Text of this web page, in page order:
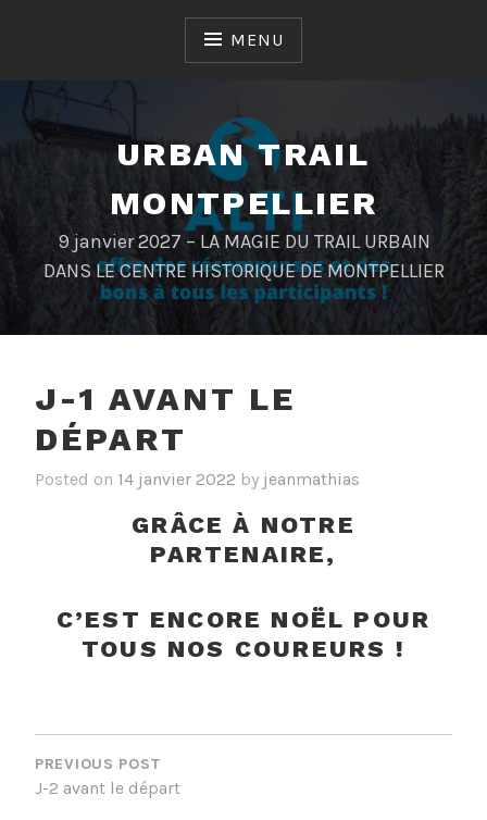
MENU
URBAN TRAIL
MONTPELLIER
9 janvier 2027 – LA MAGIE DU TRAIL URBAIN
DANS LE CENTRE HISTORIQUE DE MONTPELLIER
J-1 AVANT LE
DÉPART
Posted on 14 janvier 2022 by jeanmathias
GRÂCE À NOTRE
PARTENAIRE,
C’EST ENCORE NOËL POUR
TOUS NOS COUREURS !
NAVIGATION
DE
L’ARTICLE
PREVIOUS POST
J-2 avant le départ